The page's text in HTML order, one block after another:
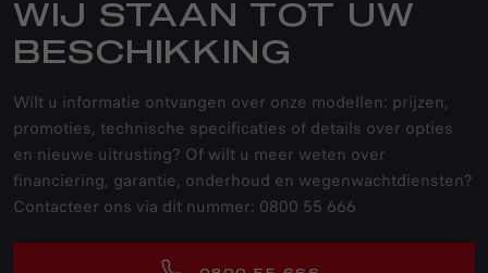
WIJ STAAN TOT UW
BESCHIKKING
Wilt u informatie ontvangen over onze modellen: prijzen,
promoties, technische specificaties of details over opties
en nieuwe uitrusting? Of wilt u meer weten over
financiering, garantie, onderhoud en wegenwachtdiensten?
Contacteer ons via dit nummer: 0800 55 666